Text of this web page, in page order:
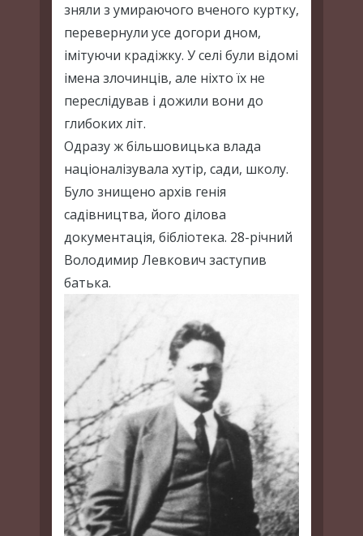
зняли з умираючого вченого куртку,
перевернули усе догори дном,
імітуючи крадіжку. У селі були відомі
імена злочинців, але ніхто їх не
переслідував і дожили вони до
глибоких літ.
Одразу ж більшовицька влада
націоналізувала хутір, сади, школу.
Було знищено архів генія
садівництва, його ділова
документація, бібліотека. 28-річний
Володимир Левкович заступив
батька.